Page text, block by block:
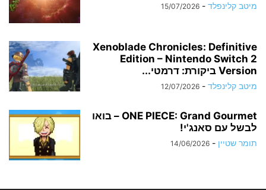
מיטב קלינפלד -
15/07/2026
Xenoblade Chronicles: Definitive
Edition – Nintendo Switch 2
Version ביקורת: דרמטי...
מיטב קלינפלד -
12/07/2026
ONE PIECE: Grand Gourmet – בואו
לבשל עם סאנג'י!
תומר שטיין -
14/06/2026